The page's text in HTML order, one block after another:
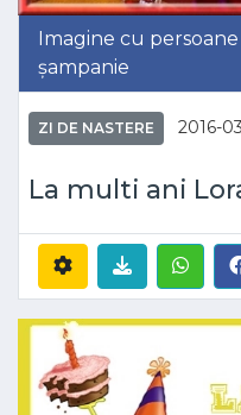
Imagine cu
șampanie
ZI DE NASTERE 2016-
La multi ani